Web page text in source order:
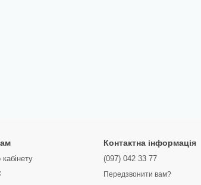
Контактна інформація
(097) 042 33 77
Передзвонити вам?